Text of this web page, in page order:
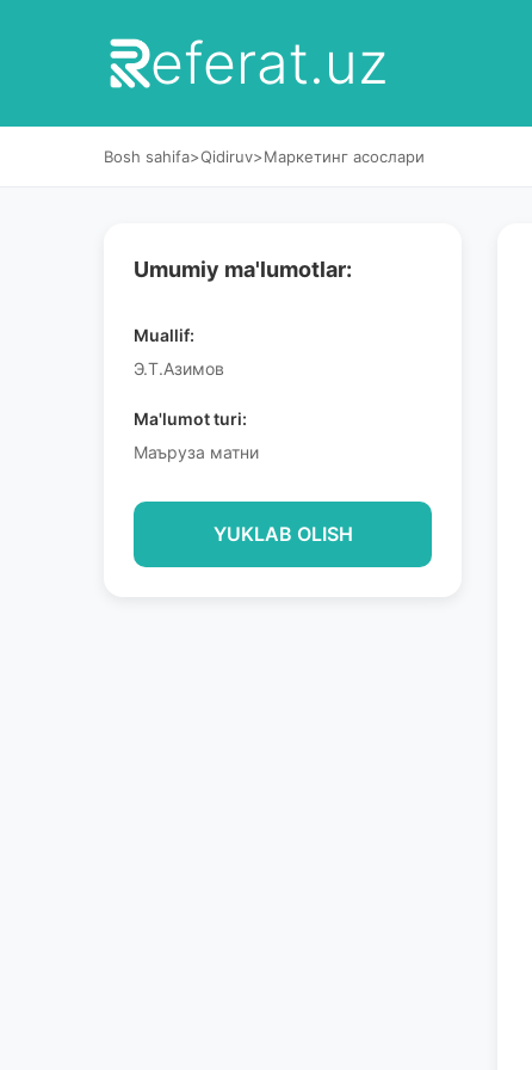
eferat.uz
Bosh sahifa>Qidiruv>Маркетинг асослари
Umumiy ma'lumotlar:
Muallif:
Э.Т.Азимов
Ma'lumot turi:
Маъруза матни
YUKLAB OLISH